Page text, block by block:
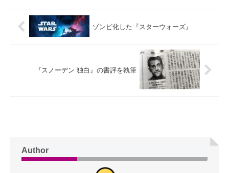
ゾンビ化した『スターウォーズ』
『スノーデン 独白』の書評を執筆
Author